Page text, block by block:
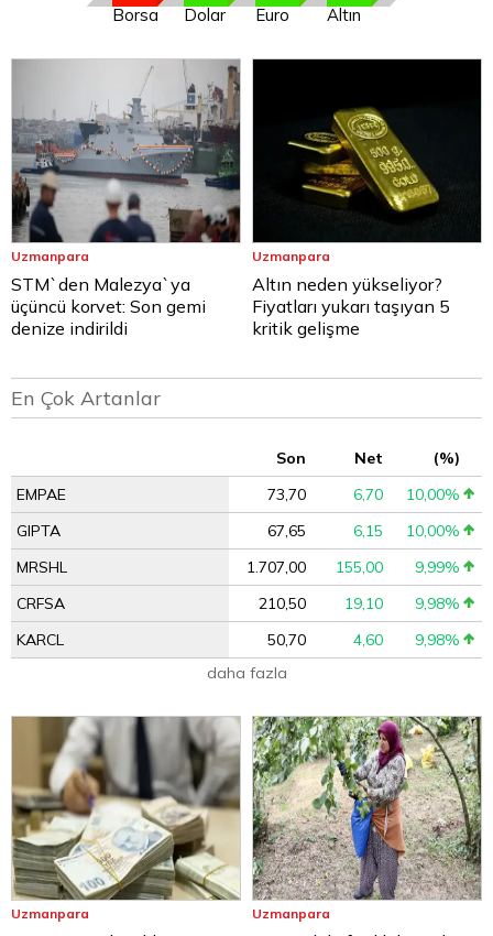
Borsa Dolar Euro Altın
Uzmanpara
STM`den Malezya`ya
üçüncü korvet: Son gemi
denize indirildi
Uzmanpara
Altın neden yükseliyor?
Fiyatları yukarı taşıyan 5
kritik gelişme
En Çok Artanlar
Son Net
(%)
EMPAE
73,70 6,70
10,00%
GIPTA
67,65 6,15
10,00%
MRSHL
1.707,00 155,00
9,99%
CRFSA
210,50 19,10
9,98%
KARCL
50,70 4,60
9,98%
daha fazla
Uzmanpara Uzmanpara